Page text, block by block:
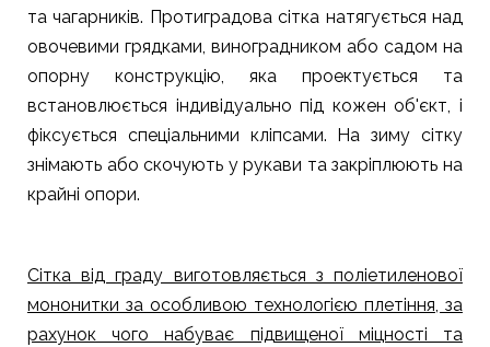
та чагарників. Протиградова сітка натягується над
овочевими грядками, виноградником або садом на
опорну конструкцію, яка проектується та
встановлюється індивідуально під кожен об'єкт, і
фіксується спеціальними кліпсами. На зиму сітку
знімають або скочують у рукави та закріплюють на
крайні опори.
Сітка від граду виготовляється з поліетиленової
мононитки за особливою технологією плетіння, за
рахунок чого набуває підвищеної міцності та